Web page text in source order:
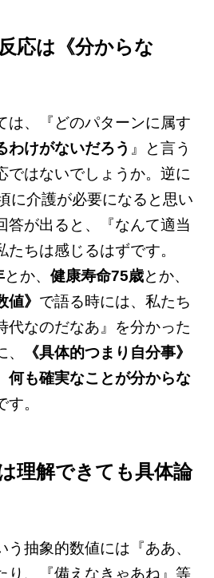
応は《分からな
は、『どのパターンに属す
わけがないだろう 』と言う
ではないでしょうか。逆に
に介護が必要になると思い
答が出ると、『なんて適当
ちは感じるはずです。
とか、 健康寿命75歳とか、
値》 で語る時には、私たち
代なのだなあ』を分かった
《具体的つまり自分事》
何も確実なことが分からな
す。
理解できても具体論
抽象的数値には『ああ、
り、『備えなきゃあね』等